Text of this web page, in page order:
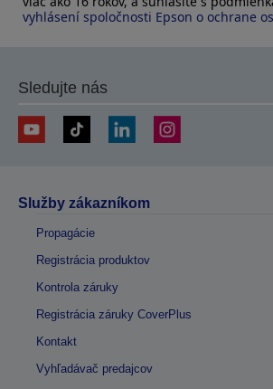
vyhlásení spoločnosti Epson o ochrane
Sledujte nás
Služby zákazníkom
Propagácie
Registrácia produktov
Kontrola záruky
Registrácia záruky CoverPlus
Kontakt
Vyhľadávač predajcov